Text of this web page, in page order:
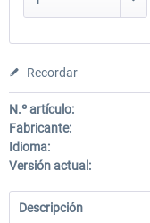
Recordar
N.º artículo:
Fabricante:
Idioma:
Versión actual:
Descripción